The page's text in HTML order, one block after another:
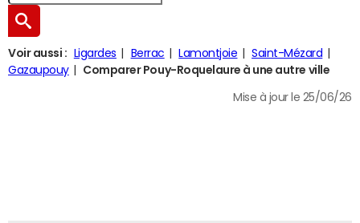
Voir aussi : Ligardes Berrac Lamontjoie
Saint-Mézard
Gazaupouy
Comparer Pouy-Roquelaure à une autre ville
Mise à jour le 25/06/26